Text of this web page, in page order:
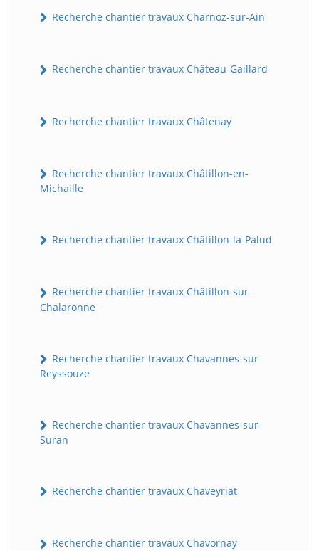
Recherche chantier travaux Charnoz-sur-Ain
Recherche chantier travaux Château-Gaillard
Recherche chantier travaux Châtenay
Recherche chantier travaux Châtillon-en-
Michaille
Recherche chantier travaux Châtillon-la-Palud
Recherche chantier travaux Châtillon-sur-
Chalaronne
Recherche chantier travaux Chavannes-sur-
Reyssouze
Recherche chantier travaux Chavannes-sur-
Suran
Recherche chantier travaux Chaveyriat
Recherche chantier travaux Chavornay